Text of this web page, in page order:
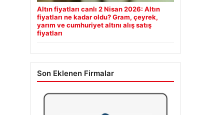
Altın fiyatları canlı 2 Nisan 2026: Altın
fiyatları ne kadar oldu? Gram, çeyrek,
yarım ve cumhuriyet altını alış satış
fiyatları
Son Eklenen Firmalar